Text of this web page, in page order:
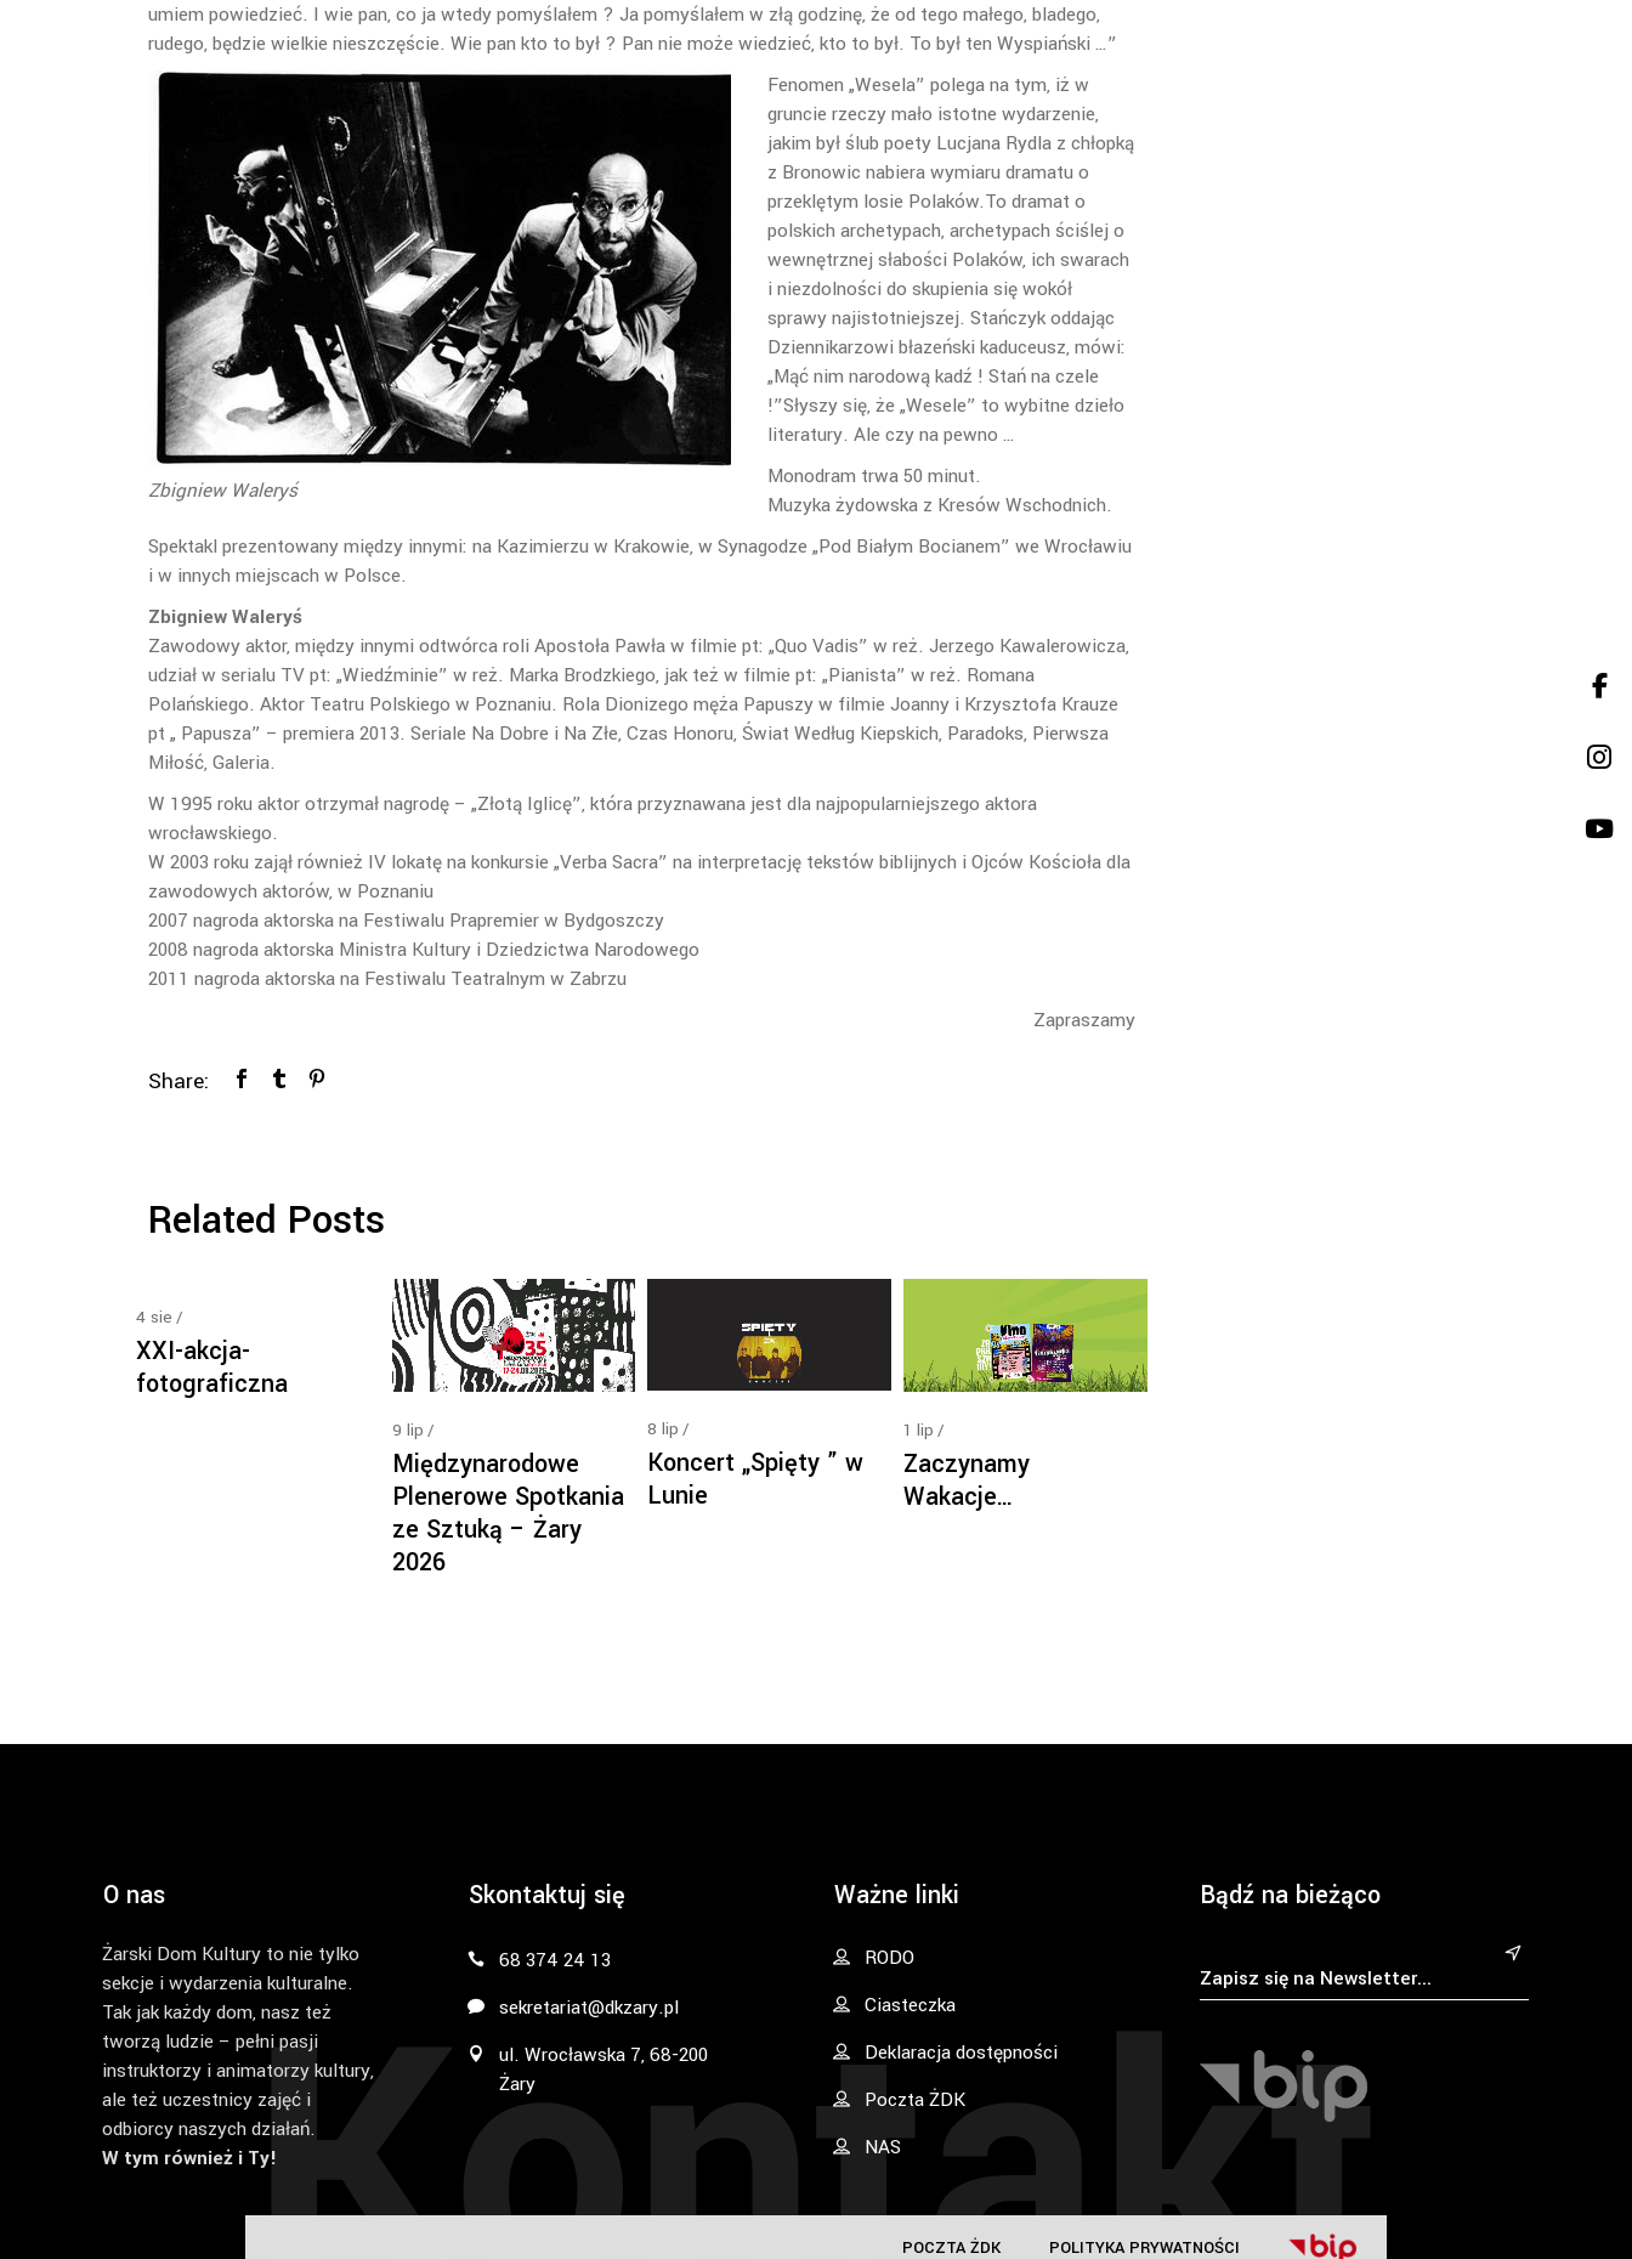
POLITYKA PRYWATNOŚCI
POCZTA ŻDK
umiem powiedzieć. I wie pan, co ja wtedy pomyślałem ? Ja pomyślałem w złą godzinę, że od tego małego, bladego,
rudego, będzie wielkie nieszczęście. Wie pan kto to był ? Pan nie może wiedzieć, kto to był. To był ten Wyspiański …”
Zbigniew Waleryś
Fenomen „Wesela” polega na tym, iż w
gruncie rzeczy mało istotne wydarzenie,
jakim był ślub poety Lucjana Rydla z chłopką
z Bronowic nabiera wymiaru dramatu o
przeklętym losie Polaków.To dramat o
polskich archetypach, archetypach ściślej o
wewnętrznej słabości Polaków, ich swarach
i niezdolności do skupienia się wokół
sprawy najistotniejszej. Stańczyk oddając
Dziennikarzowi błazeński kaduceusz, mówi:
„Mąć nim narodową kadź ! Stań na czele
!”Słyszy się, że „Wesele” to wybitne dzieło
literatury. Ale czy na pewno …
Monodram trwa 50 minut.
Muzyka żydowska z Kresów Wschodnich.
Spektakl prezentowany między innymi: na Kazimierzu w Krakowie, w Synagodze „Pod Białym Bocianem” we Wrocławiu
i w innych miejscach w Polsce.
Zbigniew Waleryś
Zawodowy aktor, między innymi odtwórca roli Apostoła Pawła w filmie pt: „Quo Vadis” w reż. Jerzego Kawalerowicza,
udział w serialu TV pt: „Wiedźminie” w reż. Marka Brodzkiego, jak też w filmie pt: „Pianista” w reż. Romana
Polańskiego. Aktor Teatru Polskiego w Poznaniu. Rola Dionizego męża Papuszy w filmie Joanny i Krzysztofa Krauze
pt „ Papusza” – premiera 2013. Seriale Na Dobre i Na Złe, Czas Honoru, Świat Według Kiepskich, Paradoks, Pierwsza
Miłość, Galeria.
W 1995 roku aktor otrzymał nagrodę – „Złotą Iglicę”, która przyznawana jest dla najpopularniejszego aktora
wrocławskiego.
W 2003 roku zajął również IV lokatę na konkursie „Verba Sacra” na interpretację tekstów biblijnych i Ojców Kościoła dla
zawodowych aktorów, w Poznaniu
2007 nagroda aktorska na Festiwalu Prapremier w Bydgoszczy
2008 nagroda aktorska Ministra Kultury i Dziedzictwa Narodowego
2011 nagroda aktorska na Festiwalu Teatralnym w Zabrzu
Zapraszamy
Share:
Related Posts
4 sie
XXI-akcja-
fotograficzna
9 lip
Międzynarodowe
Plenerowe Spotkania
ze Sztuką – Żary
2026
8 lip
Koncert „Spięty ” w
Lunie
1 lip
Zaczynamy
Wakacje…
O nas
Żarski Dom Kultury to nie tylko
sekcje i wydarzenia kulturalne.
Tak jak każdy dom, nasz też
tworzą ludzie – pełni pasji
instruktorzy i animatorzy kultury,
ale też uczestnicy zajęć i
odbiorcy naszych działań.
W tym również i Ty!
Skontaktuj się
68 374 24 13
sekretariat@dkzary.pl
ul. Wrocławska 7, 68-200
Żary
Ważne linki
RODO
Ciasteczka
Deklaracja dostępności
Poczta ŻDK
NAS
Bądź na bieżąco
&